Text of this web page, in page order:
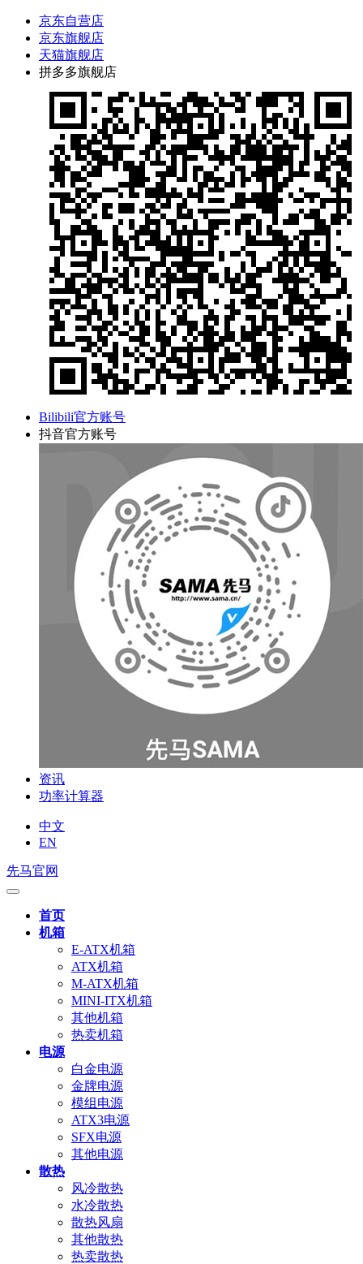
京东自营店
京东旗舰店
天猫旗舰店
拼多多旗舰店
Bilibili官方账号
抖音官方账号
资讯
功率计算器
中文
EN
先马官网
首页
机箱
E-ATX机箱
ATX机箱
M-ATX机箱
MINI-ITX机箱
其他机箱
热卖机箱
电源
白金电源
金牌电源
模组电源
ATX3电源
SFX电源
其他电源
散热
风冷散热
水冷散热
散热风扇
其他散热
热卖散热